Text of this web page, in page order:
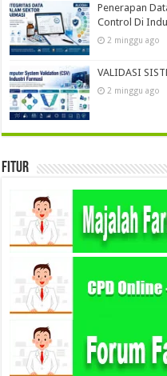
Penerapan
Control Di
2 minggu ago
VALIDASI
2 minggu ago
Fitur